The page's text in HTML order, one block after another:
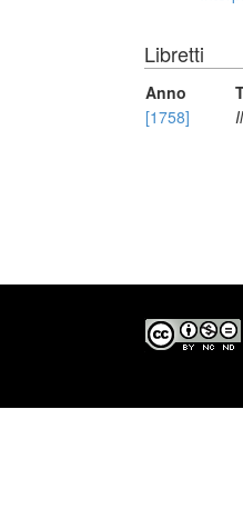
Libretti
Anno
[1758]